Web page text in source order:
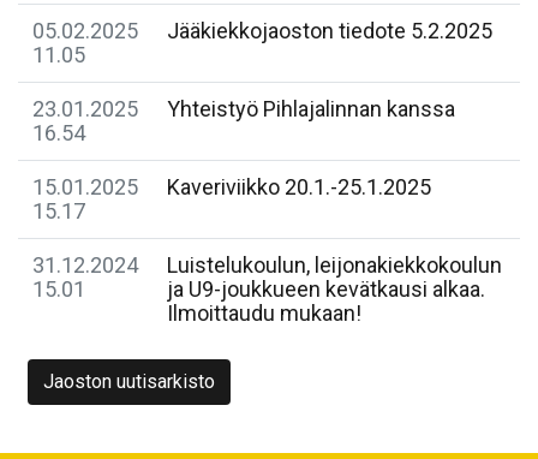
05.02.2025
11.05
Jääkiekkojaoston tiedote 5.2.2025
23.01.2025
16.54
Yhteistyö Pihlajalinnan kanssa
15.01.2025
15.17
Kaveriviikko 20.1.-25.1.2025
31.12.2024
15.01
Luistelukoulun, leijonakiekkokoulun
ja U9-joukkueen kevätkausi alkaa.
Ilmoittaudu mukaan!
Jaoston uutisarkisto